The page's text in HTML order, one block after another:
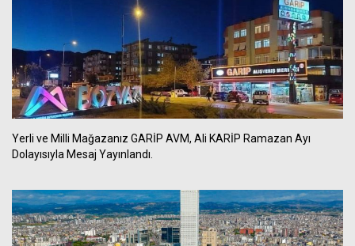
Yerli ve Milli Mağazanız GARİP AVM, Ali KARİP Ramazan Ayı
Dolayısıyla Mesaj Yayınlandı.